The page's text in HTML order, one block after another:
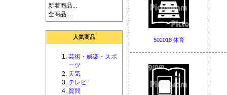
新着商品...
全商品...
人気商品
芸術・娯楽・スポ
ーツ
天気
テレビ
質問
502018 体育